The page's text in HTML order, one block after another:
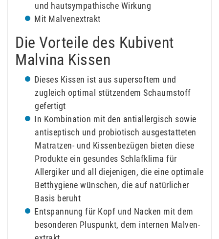
und hautsympathische Wirkung
Mit Malvenextrakt
Die Vorteile des Kubivent
Malvina Kissen
Dieses Kissen ist aus supersoftem und
zugleich optimal stützendem Schaumstoff
gefertigt
In Kombination mit den antiallergisch sowie
antiseptisch und probiotisch ausgestatteten
Matratzen- und Kissenbezügen bieten diese
Produkte ein gesundes Schlafklima für
Allergiker und all diejenigen, die eine optimale
Betthygiene wünschen, die auf natürlicher
Basis beruht
Entspannung für Kopf und Nacken mit dem
besonderen Pluspunkt, dem internen Malven­